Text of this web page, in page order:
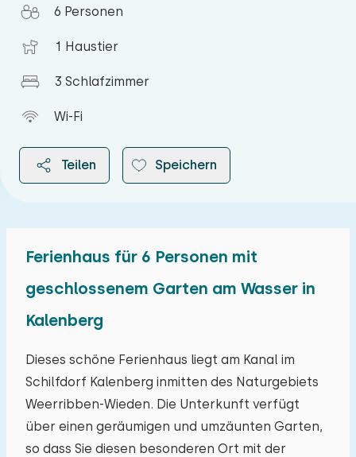
6 Personen
1 Haustier
3 Schlafzimmer
Wi-Fi
Teilen Speichern
Ferienhaus für 6 Personen mit
geschlossenem Garten am Wasser in
Kalenberg
Dieses schöne Ferienhaus liegt am Kanal im
Schilfdorf Kalenberg inmitten des Naturgebiets
Weerribben-Wieden. Die Unterkunft verfügt
über einen geräumigen und umzäunten Garten,
so dass Sie diesen besonderen Ort mit der
Mo Di Mi Do Fr Sa
27 28 29 30 31 01 02
03 04 05 06 07 08 09